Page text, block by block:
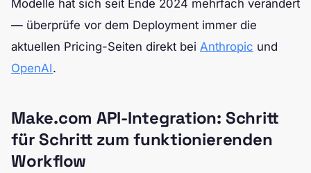
Modelle hat sich seit Ende 2024 mehrfach verändert
— überprüfe vor dem Deployment immer die
aktuellen Pricing-Seiten direkt bei Anthropic und
OpenAI.
Make.com API-Integration: Schritt
für Schritt zum funktionierenden
Workflow